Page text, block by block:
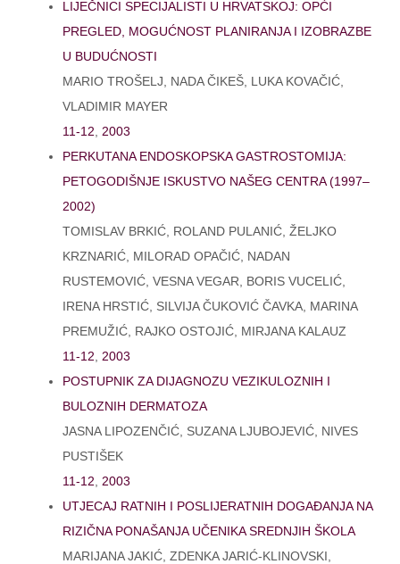
LIJEČNICI SPECIJALISTI U HRVATSKOJ: OPĆI
PREGLED, MOGUĆNOST PLANIRANJA I IZOBRAZBE
U BUDUĆNOSTI
MARIO TROŠELJ, NADA ČIKEŠ, LUKA KOVAČIĆ,
VLADIMIR MAYER
11-12
2003
PERKUTANA ENDOSKOPSKA GASTROSTOMIJA:
PETOGODIŠNJE ISKUSTVO NAŠEG CENTRA (1997–
2002)
TOMISLAV BRKIĆ, ROLAND PULANIĆ, ŽELJKO
KRZNARIĆ, MILORAD OPAČIĆ, NADAN
RUSTEMOVIĆ, VESNA VEGAR, BORIS VUCELIĆ,
IRENA HRSTIĆ, SILVIJA ČUKOVIĆ ČAVKA, MARINA
PREMUŽIĆ, RAJKO OSTOJIĆ, MIRJANA KALAUZ
11-12
2003
POSTUPNIK ZA DIJAGNOZU VEZIKULOZNIH I
BULOZNIH DERMATOZA
JASNA LIPOZENČIĆ, SUZANA LJUBOJEVIĆ, NIVES
PUSTIŠEK
11-12
2003
UTJECAJ RATNIH I POSLIJERATNIH DOGAĐANJA NA
RIZIČNA PONAŠANJA UČENIKA SREDNJIH ŠKOLA
MARIJANA JAKIĆ, ZDENKA JARIĆ-KLINOVSKI,